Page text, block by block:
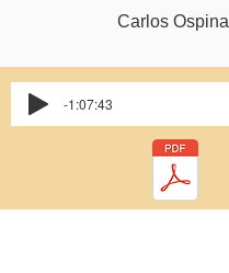
Carlos Ospinal
-1:07:43